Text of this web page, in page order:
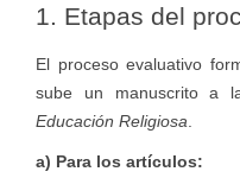
1. Etapas del
El proceso evaluativo
sube un manuscrito a
Educación Religiosa
a) Para los artículos: